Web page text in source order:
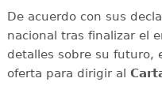
De acuerdo con sus
nacional tras finalizar el
detalles sobre su futuro,
oferta para dirigir al